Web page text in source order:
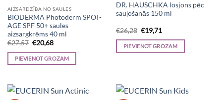
AIZSARDZĪBA NO SAULES
BIODERMA Photoderm SPOT-
AGE SPF 50+ saules
aizsargkrēms 40 ml
€27,57 Original
price
was:
€27,57.
€20,68Current
is:
€20,68.
PIEVIENOT GROZAM
DR. HAUSCHKA losjons pēc
sauļošanās 150 ml
€26,28 Original
price
was:
€26,28.
€19,71
is:
€19,71.
PIEVIENOT GROZAM